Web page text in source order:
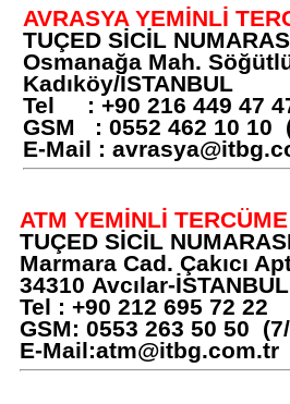
AVRASYA YEMİNLİ
TUÇED SİCİL
Osmanağa Mah.
Kadıköy/İSTANBUL
Tel : +90 216 449 47
GSM : 0552 462 10 10
E-Mail :
ATM YEMİNLİ
TUÇED SİCİL
Marmara Cad. Çakıcı
34310 Avcılar-İSTANBUL
Tel : +90 212 695 72 22
GSM: 0553 263 50 50
E-Mail:atm@itbg.com.tr